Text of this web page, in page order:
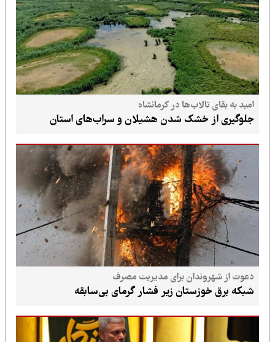
امید به بقای تالاب‌ها در کرمانشاه
جلوگیری از خشک شدن هشیلان و سراب‌های استان
دعوت از شهروندان برای مدیریت مصرف
شبکه برق خوزستان زیر فشار گرمای بی‌سابقه